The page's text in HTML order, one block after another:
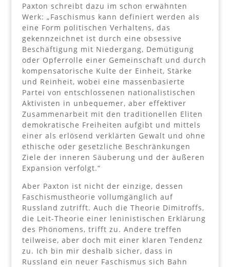
Paxton schreibt dazu im schon erwähnten
Werk: „Faschismus kann definiert werden als
eine Form politischen Verhaltens, das
gekennzeichnet ist durch eine obsessive
Beschäftigung mit Niedergang, Demütigung
oder Opferrolle einer Gemeinschaft und durch
kompensatorische Kulte der Einheit, Stärke
und Reinheit, wobei eine massenbasierte
Partei von entschlossenen nationalistischen
Aktivisten in unbequemer, aber effektiver
Zusammenarbeit mit den traditionellen Eliten
demokratische Freiheiten aufgibt und mittels
einer als erlösend verklärten Gewalt und ohne
ethische oder gesetzliche Beschränkungen
Ziele der inneren Säuberung und der äußeren
Expansion verfolgt.“
Aber Paxton ist nicht der einzige, dessen
Faschismustheorie vollumgänglich auf
Russland zutrifft. Auch die Theorie Dimitroffs,
die Leit-Theorie einer leninistischen Erklärung
des Phönomens, trifft zu. Andere treffen
teilweise, aber doch mit einer klaren Tendenz
zu. Ich bin mir deshalb sicher, dass in
Russland ein neuer Faschismus sich Bahn